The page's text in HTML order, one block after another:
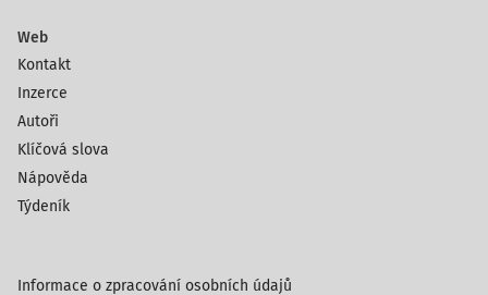
Web
Kontakt
Inzerce
Autoři
Klíčová slova
Nápověda
Týdeník
Informace o zpracování osobních údajů